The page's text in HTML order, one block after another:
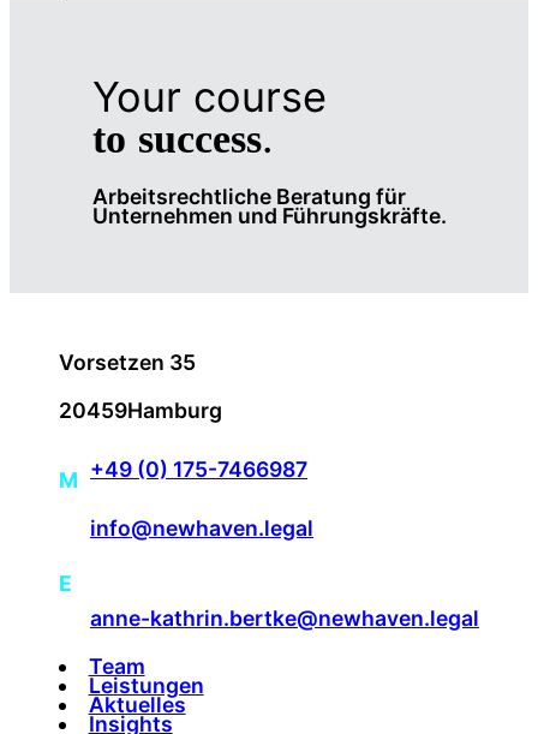
Your course
to success.
Arbeitsrechtliche Beratung für
Unternehmen und Führungskräfte.
Vorsetzen 35
20459Hamburg
M +49 (0) 175-7466987
E
info@newhaven.legal
anne-kathrin.bertke@newhaven.legal
Team
Leistungen
Aktuelles
Insights